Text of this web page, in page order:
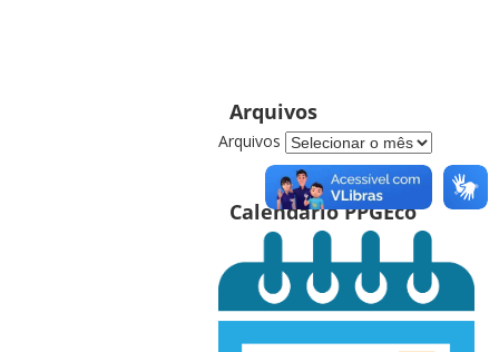
Arquivos
Arquivos
Calendário PPGEco